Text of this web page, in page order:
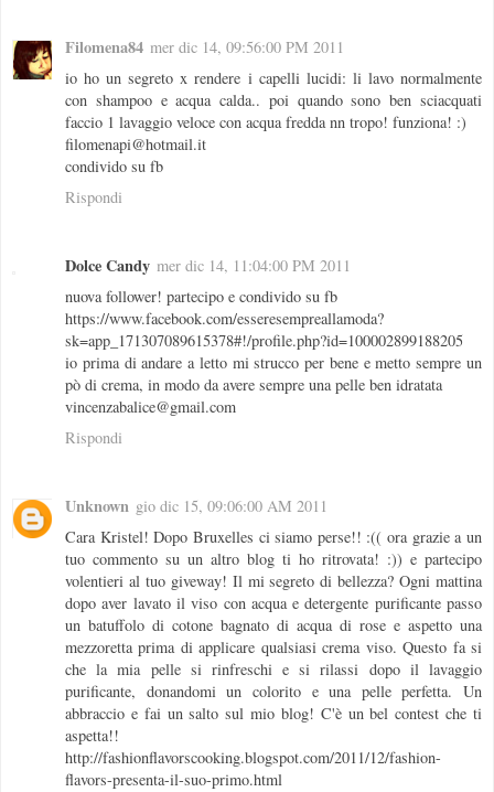
Filomena84 mer dic 14, 09:56:00 PM 2011
io ho un segreto x rendere i capelli lucidi: li lavo normalmente
con shampoo e acqua calda.. poi quando sono ben sciacquati
faccio 1 lavaggio veloce con acqua fredda nn tropo! funziona! :)
filomenapi@hotmail.it
condivido su fb
Rispondi
Dolce Candy mer dic 14, 11:04:00 PM 2011
nuova follower! partecipo e condivido su fb
https://www.facebook.com/esseresempreallamoda?
sk=app_171307089615378#!/profile.php?id=100002899188205
io prima di andare a letto mi strucco per bene e metto sempre un
pò di crema, in modo da avere sempre una pelle ben idratata
vincenzabalice@gmail.com
Rispondi
Unknown gio dic 15, 09:06:00 AM 2011
Cara Kristel! Dopo Bruxelles ci siamo perse!! :(( ora grazie a un
tuo commento su un altro blog ti ho ritrovata! :)) e partecipo
volentieri al tuo giveway! Il mi segreto di bellezza? Ogni mattina
dopo aver lavato il viso con acqua e detergente purificante passo
un batuffolo di cotone bagnato di acqua di rose e aspetto una
mezzoretta prima di applicare qualsiasi crema viso. Questo fa si
che la mia pelle si rinfreschi e si rilassi dopo il lavaggio
purificante, donandomi un colorito e una pelle perfetta. Un
abbraccio e fai un salto sul mio blog! C'è un bel contest che ti
aspetta!!
http://fashionflavorscooking.blogspot.com/2011/12/fashion-
flavors-presenta-il-suo-primo.html